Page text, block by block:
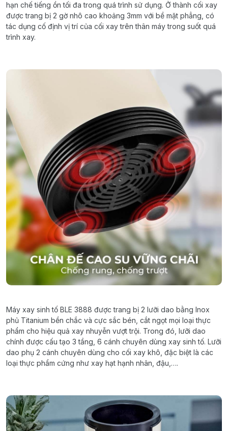
hạn chế tiếng ồn tối đa trong quá trình sử dụng. Ở thành cối xay
được trang bị 2 gờ nhô cao khoảng 3mm với bề mặt phẳng có
tác dụng cố định vị trí của cối xay trên thân máy trong suốt quá
trình xay.
Máy xay sinh tố BLE 3888 được trang bị 2 lưỡi dao bằng Inox
phủ Titanium bền chắc và cực sắc bén cắt ngọt mọi loại thực
phẩm cho hiệu quả xay nhuyễn vượt trội. Trong đó lưỡi dao
chính được cấu tạo 3tầng 6 cánh chuyên dùng xay sinh tố. Lưỡi
dao phụ 2 cánh chuyên dùng cho cối xay khô đặc biệt là các
loại thực phẩm cứng như xay hạt hạnh nhân đậu ,….